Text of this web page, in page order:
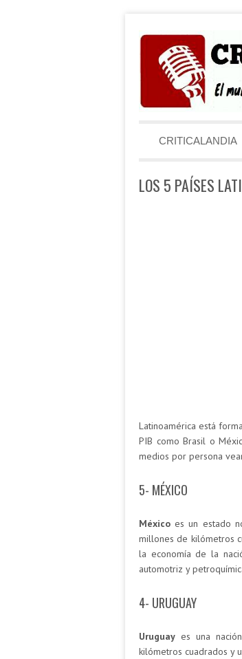
Menú
CRITICALANDIA
LOS 5 PAÍSES
Latinoamérica está
PIB como Brasil o
medios por persona
5- MÉXICO
México es un estado
millones de kilómetros
la economía de la
automotriz y
4- URUGUAY
Uruguay es una
kilómetros cuadrados y